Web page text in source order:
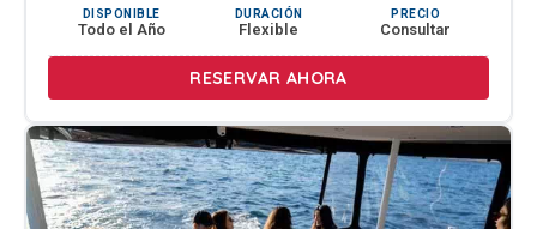
DISPONIBLE
Todo el Año
DURACIÓN
Flexible
PRECIO
Consultar
RESERVAR AHORA